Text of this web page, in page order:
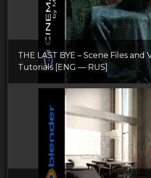
THE LAST BYE – Scene Files and
Tutorials [ENG — RUS]